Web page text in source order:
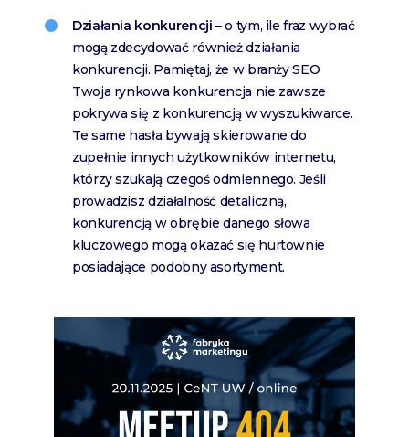
Działania konkurencji – o tym, ile fraz wybrać
mogą zdecydować również działania
konkurencji. Pamiętaj, że w branży SEO
Twoja rynkowa konkurencja nie zawsze
pokrywa się z konkurencją w wyszukiwarce.
Te same hasła bywają skierowane do
zupełnie innych użytkowników internetu,
którzy szukają czegoś odmiennego. Jeśli
prowadzisz działalność detaliczną,
konkurencją w obrębie danego słowa
kluczowego mogą okazać się hurtownie
posiadające podobny asortyment.